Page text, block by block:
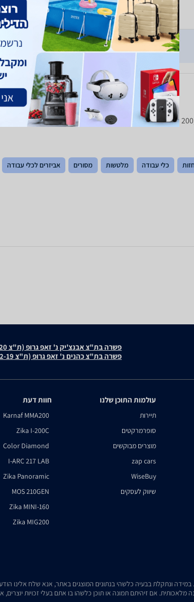
חוו"ד עזרה 0 חוו"ד לא עזרה
כלי עבודה מלטשות מסורים אביזרים לכלי עבודה
פשרה בת"צ אבנצ'יק נ' זאפ גרופ (ת"צ 23008-08-20)
פשרה בת"צ כהנים נ' זאפ גרופ (ת"צ 60371-12-19)
עולמות התוכן שלנו
תיירות
סופרמרקטים
מוצרים מבוקשים
zap cars
WiseBuy
שיווק לעסקים
חוות דעת
Karnaf MMA200
Zika I-200C
Color Diamond
I-ARC 217 LAB
Zika Panoramic
MOS 210GEN
Zika MINI-160
Zika MIG200
מלאכותית. אם זיהיתם תמונה או תוכן כלשהו בו אתם בעלי זכויות